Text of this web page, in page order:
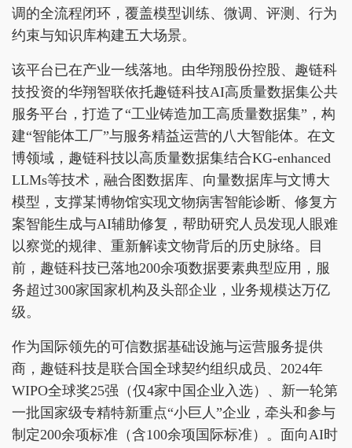
调的全流程闭环，覆盖模型训练、微调、评测、行为
约束与知识库构建五大场景。
该平台已在产业一线落地。由华翔股份控股、趣链科
技投资的华翔智联依托趣链科技AI高质量数据集公共
服务平台，打造了“工业铸造加工高质量数据集”，构
建“智能体工厂”与服务精益运营的八大智能体。在文
博领域，趣链科技以高质量数据集结合KG-enhanced
LLMs等技术，融合图数据库、向量数据库与文博大
模型，支撑某博物馆实现文物病害智能诊断、修复方
案智能生成与AI辅助修复，帮助研究人员发现人眼难
以察觉的规律、重新解读文物背后的历史脉络。目
前，趣链科技已落地200余项数据要素典型应用，服
务超过300家国家机构及头部企业，业务规模达万亿
级。
作为国际领先的可信数据基础设施与运营服务提供
商，趣链科技是联合国全球契约组织成员、2024年
WIPO全球奖25强（仅4家中国企业入选）、新一轮第
一批国家级专精特新重点“小巨人”企业，牵头和参与
制定200余项标准（含100余项国际标准）。面向AI时